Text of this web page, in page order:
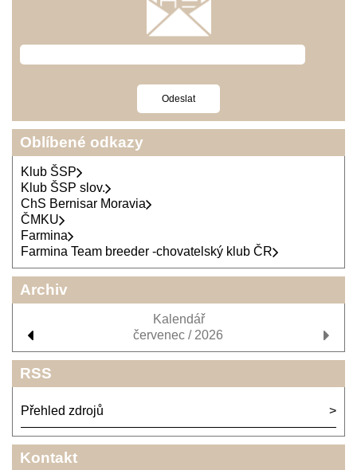
Oblíbené odkazy
Klub ŠSP
Klub ŠSP slov.
ChS Bernisar Moravia
ČMKU
Farmina
Farmina Team breeder -chovatelský klub ČR
Archiv
Kalendář
červenec / 2026
RSS
Přehled zdrojů
Kontakt